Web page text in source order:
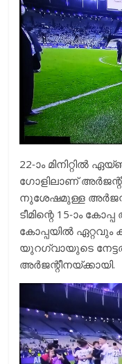
22-ാം മിനിറ്റിൽ
ഗോളിലാണ്
നുശേഷമുള്ള
ടീമിന്റെ 15-ാം
കോപ്പയിൽ ഏറ്റവും
യുറഗ്വായുടെ
അർജന്റീനയ്ക്കായി.